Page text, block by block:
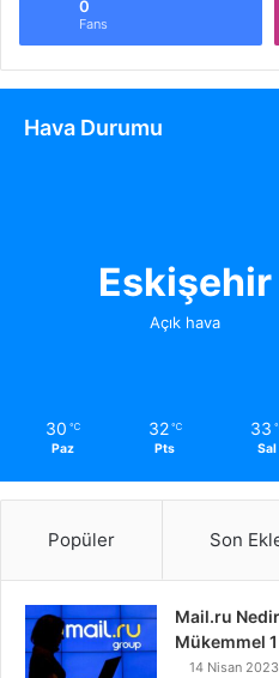
0
Fans
Hava Durumu
Eskişehir
Açık hava
30 ℃
Paz
32 ℃
Pts
33
Sal
Popüler Son
Mail.ru
Mükemmel 1
14 Nisan 2023